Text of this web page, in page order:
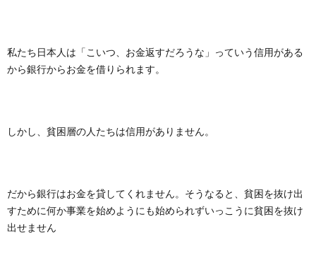
私たち日本人は「こいつ、お金返すだろうな」っていう信用がある
から銀行からお金を借りられます。
しかし、貧困層の人たちは信用がありません。
だから銀行はお金を貸してくれません。そうなると、貧困を抜け出
すために何か事業を始めようにも始められずいっこうに貧困を抜け
出せません